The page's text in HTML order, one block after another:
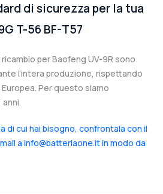
di sicurezza per la tua
T-56 BF-T57
per Baofeng UV-9R sono
l’intera produzione, rispettando
Per questo siamo
di cui hai bisogno, confrontala con il
a info@batteriaone.it in modo da